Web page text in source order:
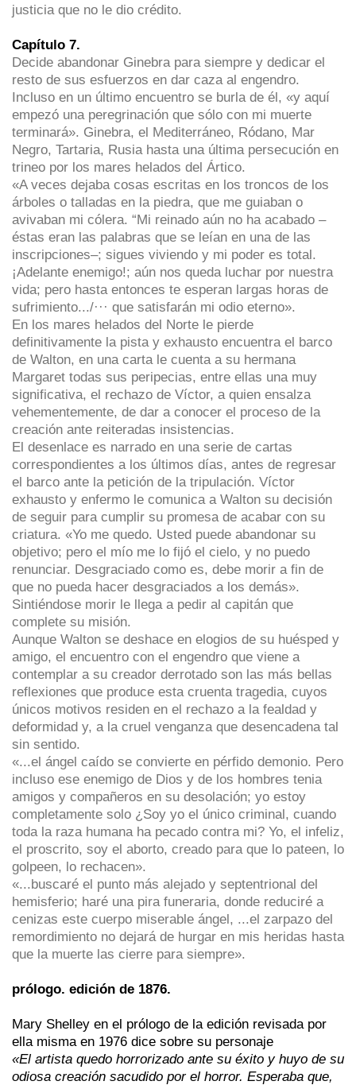
justicia que no le dio crédito.
Capítulo 7.
Decide abandonar Ginebra para siempre y dedicar el
resto de sus esfuerzos en dar caza al engendro.
Incluso en un último encuentro se burla de él, «y aquí
empezó una peregrinación que sólo con mi muerte
terminará». Ginebra, el Mediterráneo, Ródano, Mar
Negro, Tartaria, Rusia hasta una última persecución en
trineo por los mares helados del Ártico.
«A veces dejaba cosas escritas en los troncos de los
árboles o talladas en la piedra, que me guiaban o
avivaban mi cólera. “Mi reinado aún no ha acabado –
éstas eran las palabras que se leían en una de las
inscripciones–; sigues viviendo y mi poder es total.
¡Adelante enemigo!; aún nos queda luchar por nuestra
vida; pero hasta entonces te esperan largas horas de
sufrimiento.../··· que satisfarán mi odio eterno».
En los mares helados del Norte le pierde
definitivamente la pista y exhausto encuentra el barco
de Walton, en una carta le cuenta a su hermana
Margaret todas sus peripecias, entre ellas una muy
significativa, el rechazo de Víctor, a quien ensalza
vehementemente, de dar a conocer el proceso de la
creación ante reiteradas insistencias.
El desenlace es narrado en una serie de cartas
correspondientes a los últimos días, antes de regresar
el barco ante la petición de la tripulación. Víctor
exhausto y enfermo le comunica a Walton su decisión
de seguir para cumplir su promesa de acabar con su
criatura. «Yo me quedo. Usted puede abandonar su
objetivo; pero el mío me lo fijó el cielo, y no puedo
renunciar. Desgraciado como es, debe morir a fin de
que no pueda hacer desgraciados a los demás».
Sintiéndose morir le llega a pedir al capitán que
complete su misión.
Aunque Walton se deshace en elogios de su huésped y
amigo, el encuentro con el engendro que viene a
contemplar a su creador derrotado son las más bellas
reflexiones que produce esta cruenta tragedia, cuyos
únicos motivos residen en el rechazo a la fealdad y
deformidad y, a la cruel venganza que desencadena tal
sin sentido.
«...el ángel caído se convierte en pérfido demonio. Pero
incluso ese enemigo de Dios y de los hombres tenia
amigos y compañeros en su desolación; yo estoy
completamente solo ¿Soy yo el único criminal, cuando
toda la raza humana ha pecado contra mi? Yo, el infeliz,
el proscrito, soy el aborto, creado para que lo pateen, lo
golpeen, lo rechacen».
«...buscaré el punto más alejado y septentrional del
hemisferio; haré una pira funeraria, donde reduciré a
cenizas este cuerpo miserable ángel, ...el zarpazo del
remordimiento no dejará de hurgar en mis heridas hasta
que la muerte las cierre para siempre».
prólogo. edición de 1876.
Mary Shelley en el prólogo de la edición revisada por
ella misma en 1976 dice sobre su personaje
«El artista quedo horrorizado ante su éxito y huyo de su
odiosa creación sacudido por el horror. Esperaba que,